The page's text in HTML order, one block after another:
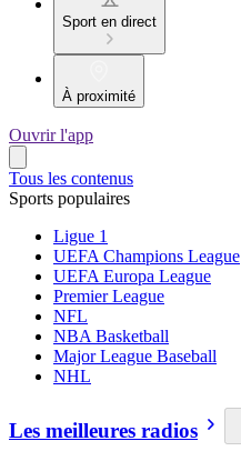
Sport en direct
À proximité
Ouvrir l'app
Tous les contenus
Sports populaires
Ligue 1
UEFA Champions League
UEFA Europa League
Premier League
NFL
NBA Basketball
Major League Baseball
NHL
Les meilleures radios